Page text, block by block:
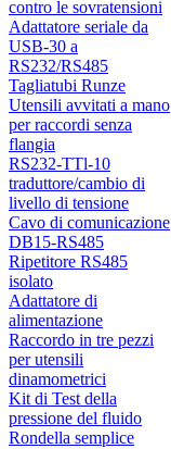
contro le sovratensioni
Adattatore seriale da
USB-30 a
RS232/RS485
Tagliatubi Runze
Utensili avvitati a mano
per raccordi senza
flangia
RS232-TTl-10
traduttore/cambio di
livello di tensione
Cavo di comunicazione
DB15-RS485
Ripetitore RS485
isolato
Adattatore di
alimentazione
Raccordo in tre pezzi
per utensili
dinamometrici
Kit di Test della
pressione del fluido
Rondella semplice